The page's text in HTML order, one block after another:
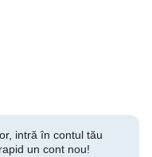
intră în contul tău
un cont nou!